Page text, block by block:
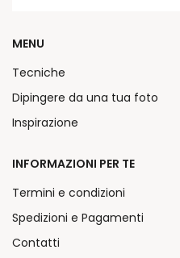
MENU
Tecniche
Dipingere da una tua foto
Inspirazione
INFORMAZIONI PER TE
Termini e condizioni
Spedizioni e Pagamenti
Contatti